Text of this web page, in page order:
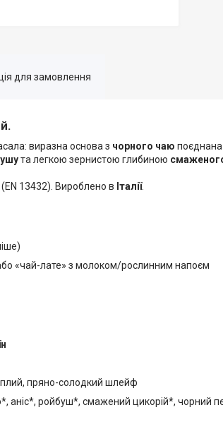
для замовлення
виразна основа з чорного чаю
та легкою зернистою глибиною
(EN 13432). Вироблено в Італії.
«чай-лате» з молоком/рослинним напоєм
пряно-солодкий шлейф
аніс*, ройбуш*, смажений цикорій*, чорний